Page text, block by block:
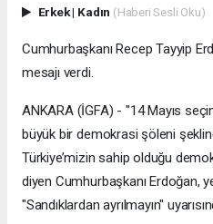
Erkek| Kadın (Haberi Sesli Oku)
Cumhurbaşkanı Recep Tayyip
mesajı verdi.
ANKARA (İGFA) - "14 Mayıs
büyük bir demokrasi şöleni
Türkiye’mizin sahip olduğu
diyen Cumhurbaşkanı Erdoğan,
"Sandıklardan ayrılmayın"